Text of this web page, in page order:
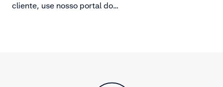
cliente, use nosso portal do